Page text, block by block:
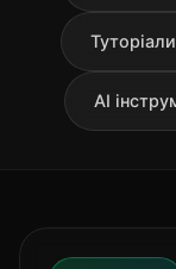
Туторіали
AI